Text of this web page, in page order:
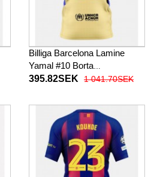
Billiga Barcelona Lamine
Yamal #10 Borta
fotbollskläder 2025-26
395.82SEK 1 041.70SEK